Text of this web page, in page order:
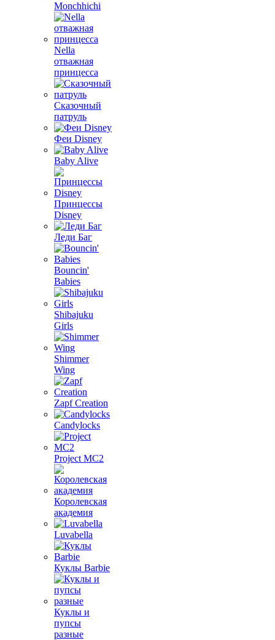
Monchhichi
Nella
отважная
принцесса
Сказочный
патруль
Феи Disney
Baby Alive
Принцессы
Disney
Леди Баг
Bouncin'
Babies
Shibajuku
Girls
Shimmer
Wing
Zapf Creation
Candylocks
Project MС2
Королевская
академия
Luvabella
Куклы Barbie
Куклы и
пупсы
разные